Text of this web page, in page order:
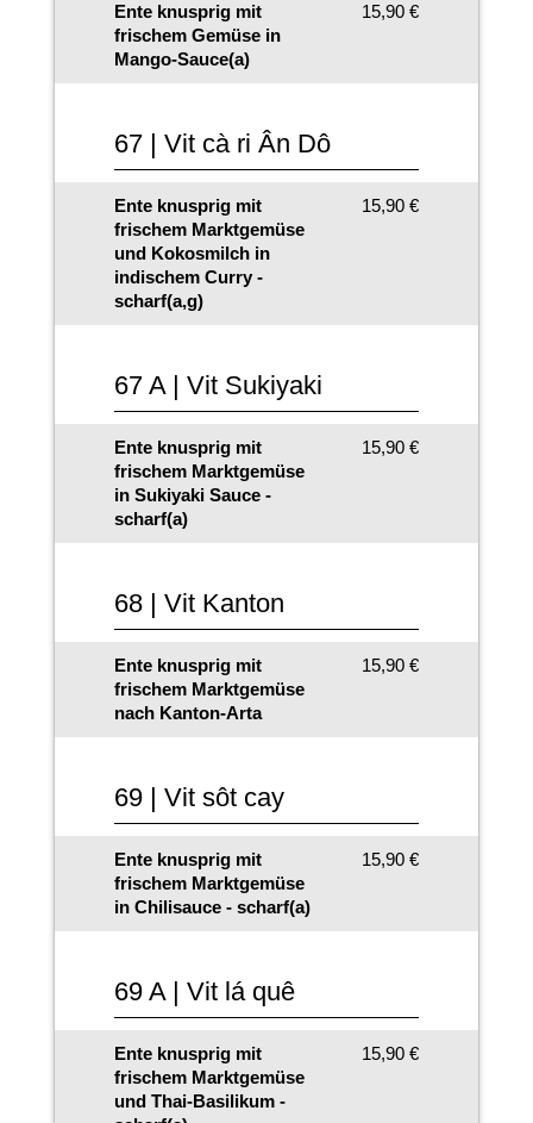
Ente knusprig mit
frischem Gemüse in
Mango-Sauce(a)
15,90 €
67 | Vit cà ri Ân Dô
Ente knusprig mit
frischem Marktgemüse
und Kokosmilch in
indischem Curry -
scharf(a,g)
15,90 €
67 A | Vit Sukiyaki
Ente knusprig mit
frischem Marktgemüse
in Sukiyaki Sauce -
scharf(a)
15,90 €
68 | Vit Kanton
Ente knusprig mit
frischem Marktgemüse
nach Kanton-Arta
15,90 €
69 | Vit sôt cay
Ente knusprig mit
frischem Marktgemüse
in Chilisauce - scharf(a)
15,90 €
69 A | Vit lá quê
Ente knusprig mit
frischem Marktgemüse
und Thai-Basilikum -
15,90 €